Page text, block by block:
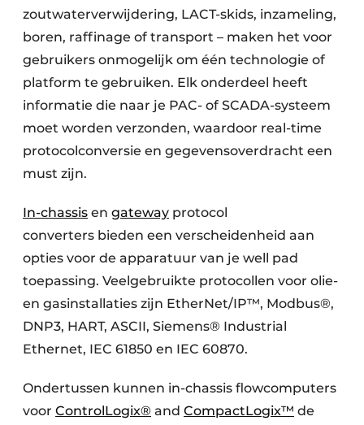
zoutwaterverwijdering, LACT-skids, inzameling,
boren, raffinage of transport – maken het voor
gebruikers onmogelijk om één technologie of
platform te gebruiken. Elk onderdeel heeft
informatie die naar je PAC- of SCADA-systeem
moet worden verzonden, waardoor real-time
protocolconversie en gegevensoverdracht een
must zijn.
In-chassis en gateway protocol
converters bieden een verscheidenheid aan
opties voor de apparatuur van je well pad
toepassing. Veelgebruikte protocollen voor olie-
en gasinstallaties zijn EtherNet/IP™, Modbus®,
DNP3, HART, ASCII, Siemens® Industrial
Ethernet, IEC 61850 en IEC 60870.
Ondertussen kunnen in-chassis flowcomputers
voor ControlLogix® and CompactLogix™ de